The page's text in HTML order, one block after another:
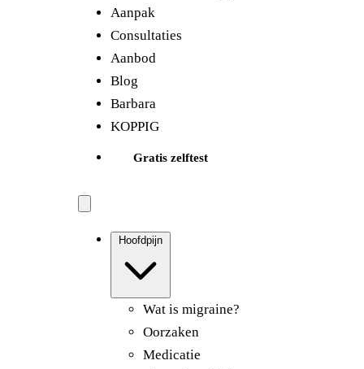
Aanpak
Consultaties
Aanbod
Blog
Barbara
KOPPIG
Gratis zelftest
Wat is migraine?
Oorzaken
Medicatie